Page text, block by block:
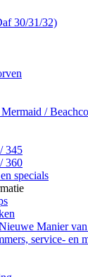
30/31/32)
/
345
360
specials
Manier
service- en